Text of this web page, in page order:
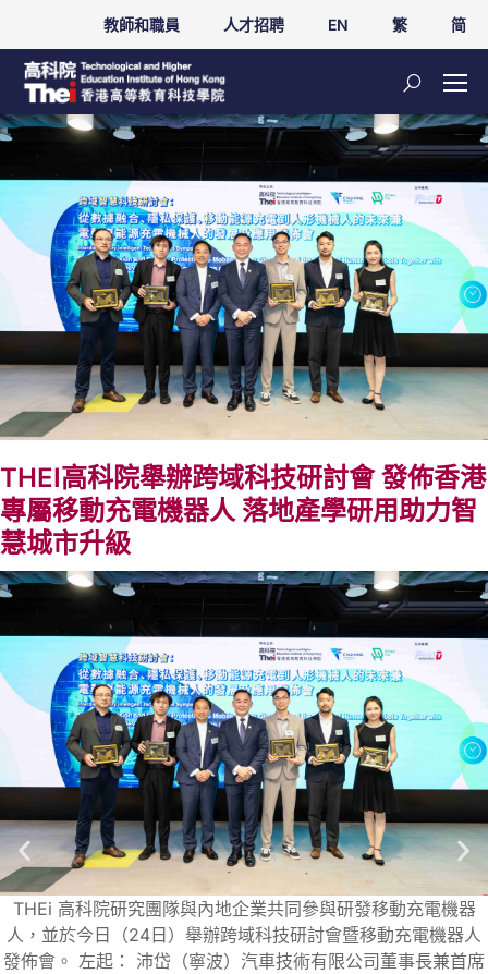
教師和職員 人才招聘 EN 繁 简
THEI高科院舉辦跨域科技研討會 發佈香港
專屬移動充電機器人 落地產學研用助力智
慧城市升級
機器
器人
首席
THEi 高科院校長劉建德教授致歡迎辭期望，院校可
業，將技術應用於香港這個中西文化融合的城市。此
增加本港的競爭力，未來更有望提升就業機會，達致